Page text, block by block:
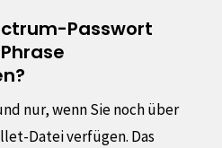
Passwort
nur, wenn Sie noch über
Datei verfügen. Das